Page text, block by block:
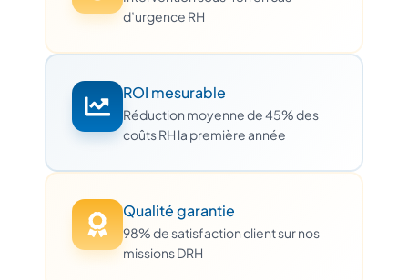
d’urgence RH
ROI mesurable
Réduction moyenne de 45% des
coûts RH la première année
Qualité garantie
98% de satisfaction client sur nos
missions DRH